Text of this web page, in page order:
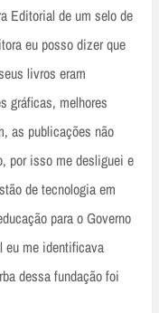
Editorial de um selo de
eu posso dizer que
livros eram
gráficas, melhores
as publicações não
por isso me desliguei e
de tecnologia em
para o Governo
eu me identificava
dessa fundação foi